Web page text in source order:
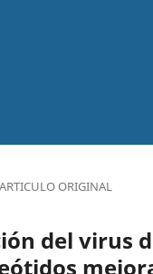
ARTICULO ORIGINAL
del virus